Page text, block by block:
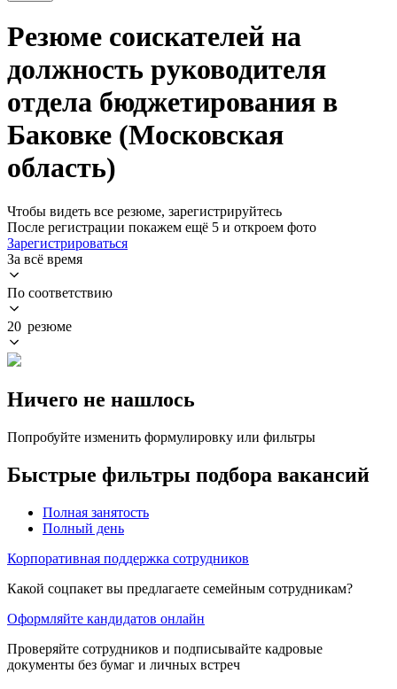
Резюме соискателей на
должность руководителя
отдела бюджетирования в
Баковке (Московская
область)
Чтобы видеть все резюме, зарегистрируйтесь
После регистрации покажем ещё 5 и откроем фото
Зарегистрироваться
За всё время
По соответствию
20 резюме
Ничего не нашлось
Попробуйте изменить формулировку или фильтры
Быстрые фильтры подбора вакансий
Полная занятость
Полный день
Корпоративная поддержка сотрудников
Какой соцпакет вы предлагаете семейным сотрудникам?
Оформляйте кандидатов онлайн
Проверяйте сотрудников и подписывайте кадровые
документы без бумаг и личных встреч